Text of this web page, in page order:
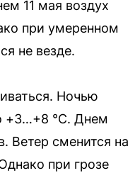
11 мая воздух
при умеренном
не везде.
Ночью
+3…+8 °C. Днем
Ветер сменится на
при грозе